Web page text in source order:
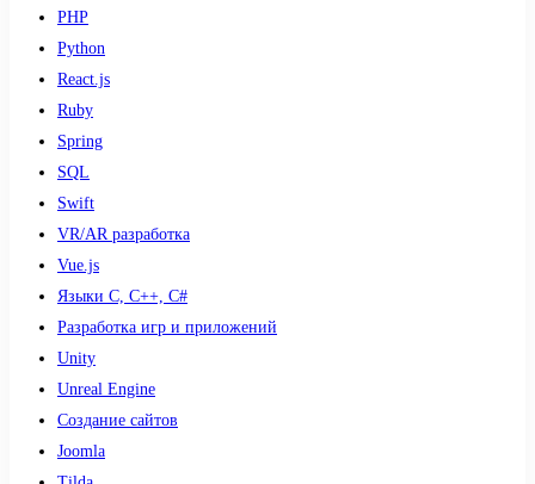
PHP
Python
React.js
Ruby
Spring
SQL
Swift
VR/AR разработка
Vue.js
Языки С, С++, С#
Разработка игр и приложений
Unity
Unreal Engine
Создание сайтов
Joomla